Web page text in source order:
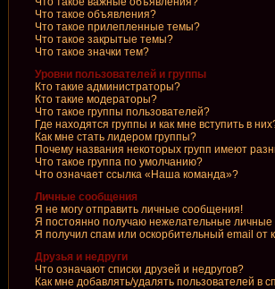
Что такое объявления?
Что такое прилепленные темы?
Что такое закрытые темы?
Что такое значки тем?
Уровни пользователей и группы
Кто такие администраторы?
Кто такие модераторы?
Что такое группы пользователей?
Где находятся группы и как мне вступить в
Как мне стать лидером группы?
Почему названия некоторых групп имеют
Что такое группа по умолчанию?
Что означает ссылка «Наша команда»?
Личные сообщения
Я не могу отправить личные сообщения!
Я постоянно получаю нежелательные
Я получил спам или оскорбительный email от
Друзья и недруги
Что означают списки друзей и недругов?
Как мне добавлять/удалять пользователей в